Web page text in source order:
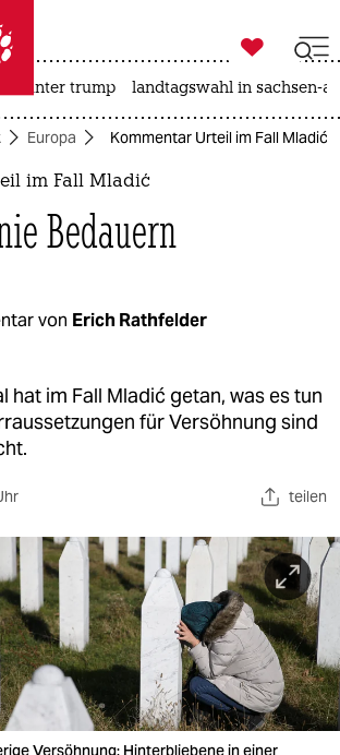
taz zahl ich
taz zahl ich

taz zahl ich
usa unter trump landtagswahl in sachsen-
Europa Kommentar Urteil im Fall Mladić:
im Fall Mladić
Bedauern
von Erich Rathfelder
hat im Fall Mladić getan, was es tun
für Versöhnung sind
teilen
Versöhnung: Hinterbliebene in einer